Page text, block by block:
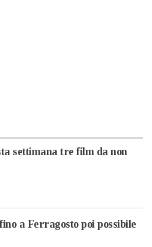
settimana tre film da non
a Ferragosto poi possibile